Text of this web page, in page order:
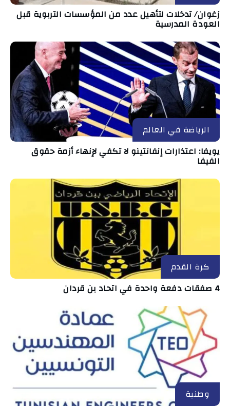
زغوان/ تدخلات لتأهيل عدد من المؤسسات التربوية قبل
العودة المدرسية
الرياضة في العالم
يويفا: اعتذارات إنفانتينو لا تكفي لإنهاء أزمة حقوق
الفيفا
كرة القدم
4 صفقات دفعة واحدة في اتحاد بن قردان
وطنية